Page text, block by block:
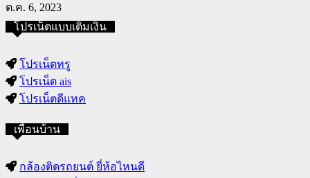
ต.ค. 6, 2023
โปรเน็ตแบบเติมเงิน
โปรเน็ตทรู
โปรเน็ต ais
โปรเน็ตดีแทค
เพื่อนบ้าน
กล้องติดรถยนต์ ยี่ห้อไหนดี